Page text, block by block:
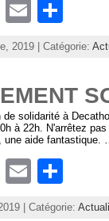
M
a
st
o
d
o
n
E
m
ai
l
h
ar
e
2019 | Catégorie:
de solidarité à
à 22h. N'arrêtez
une aide
M
a
E
m h
| Catégorie: